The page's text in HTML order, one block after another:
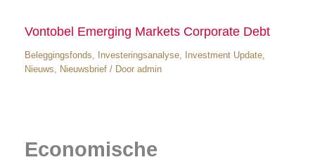
Vontobel Emerging Markets Corporate Debt
Beleggingsfonds Investeringsanalyse, Investment Update,
Nieuws
Nieuwsbrief/ Door admin
Economische